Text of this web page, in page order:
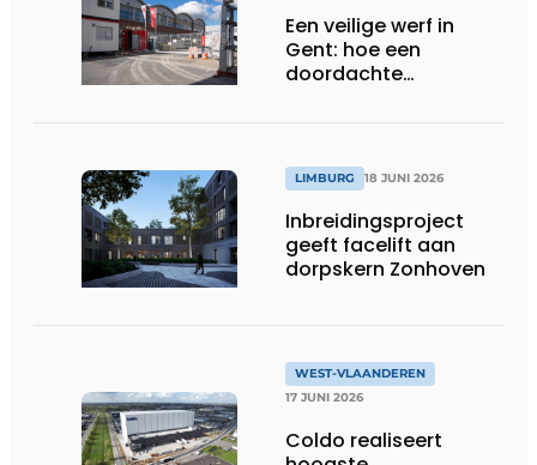
Een veilige werf in
Gent: hoe een
doordachte
LIMBURG 18 JUNI 2026
Inbreidingsproject
geeft facelift aan
dorpskern Zonhoven
WEST-VLAANDEREN
17 JUNI 2026
Coldo realiseert